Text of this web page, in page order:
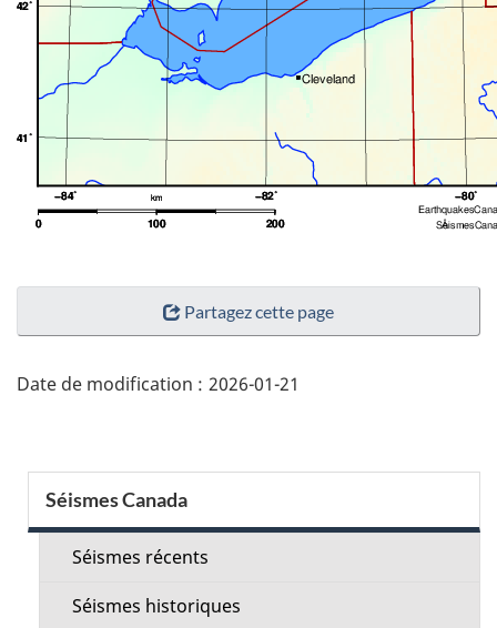
"Détails
page"
Partagez cette page
Date de modification : 2026-01-21
Menu
de
Séismes Canada
Séismes récents
Séismes historiques